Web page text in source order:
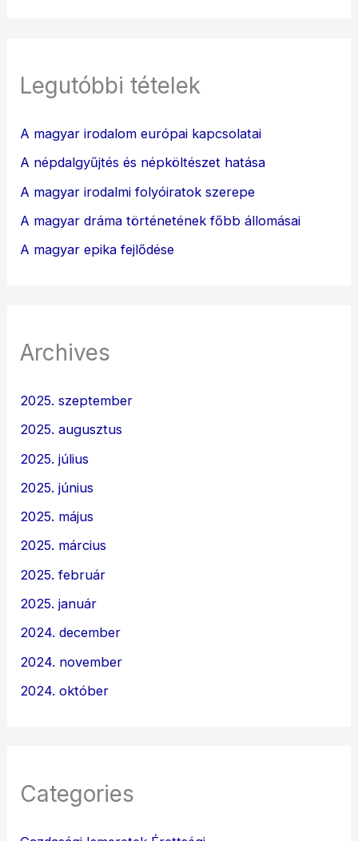
Legutóbbi tételek
A magyar irodalom európai kapcsolatai
A népdalgyűjtés és népköltészet hatása
A magyar irodalmi folyóiratok szerepe
A magyar dráma történetének főbb állomásai
A magyar epika fejlődése
Archives
2025. szeptember
2025. augusztus
2025. július
2025. június
2025. május
2025. március
2025. február
2025. január
2024. december
2024. november
2024. október
Categories